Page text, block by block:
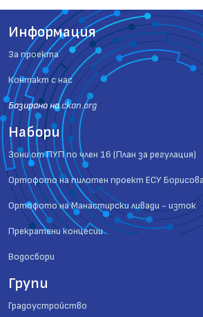
Информация
За проекта
Контакт с нас
Базиранo наckan.org
Набори
Зони от ПУП по член 16 (План за регулация)
Ортофото на пилотен проект ЕСУ Борисова
Ортофото на Манастирски ливади - изток
Прекратени концесии
Водосбори
Групи
Градоустройство